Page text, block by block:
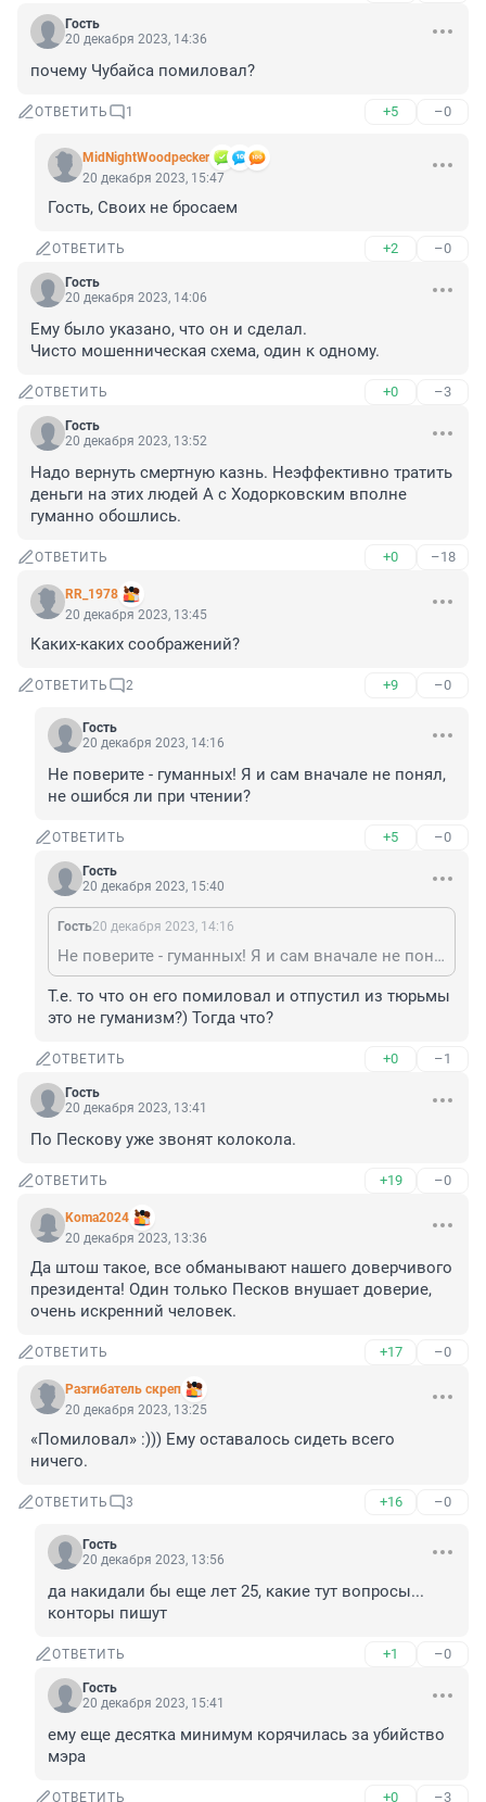
Гость
20 декабря 2023, 14:36
почему Чубайса помиловал?
ОТВЕТИТЬ 1 +5 –0
MidNightWoodpecker
20 декабря 2023, 15:47
Гость, Своих не бросаем
ОТВЕТИТЬ +2 –0
Гость
20 декабря 2023, 14:06
Ему было указано, что он и сделал.
Чисто мошенническая схема, один к одному.
ОТВЕТИТЬ +0 –3
Гость
20 декабря 2023, 13:52
Надо вернуть смертную казнь. Неэффективно тратить
деньги на этих людей А с Ходорковским вполне
гуманно обошлись.
ОТВЕТИТЬ +0 –18
RR_1978
20 декабря 2023, 13:45
Каких-каких соображений?
ОТВЕТИТЬ 2 +9 –0
Гость
20 декабря 2023, 14:16
Не поверите - гуманных! Я и сам вначале не понял,
не ошибся ли при чтении?
ОТВЕТИТЬ +5 –0
Гость
20 декабря 2023, 15:40
Гость20 декабря 2023, 14:16
Не поверите - гуманных! Я и сам вначале не понял, не ошибся ли при чтении?
Т.е. то что он его помиловал и отпустил из тюрьмы
это не гуманизм?) Тогда что?
ОТВЕТИТЬ +0 –1
Гость
20 декабря 2023, 13:41
По Пескову уже звонят колокола.
ОТВЕТИТЬ +19 –0
Koma2024
20 декабря 2023, 13:36
Да штош такое, все обманывают нашего доверчивого
президента! Один только Песков внушает доверие,
очень искренний человек.
ОТВЕТИТЬ +17 –0
Разгибатель скреп
20 декабря 2023, 13:25
«Помиловал» :))) Ему оставалось сидеть всего
ничего.
ОТВЕТИТЬ 3 +16 –0
Гость
20 декабря 2023, 13:56
да накидали бы еще лет 25, какие тут вопросы...
конторы пишут
ОТВЕТИТЬ +1 –0
Гость
20 декабря 2023, 15:41
ему еще десятка минимум корячилась за убийство
мэра
ОТВЕТИТЬ +0 –3